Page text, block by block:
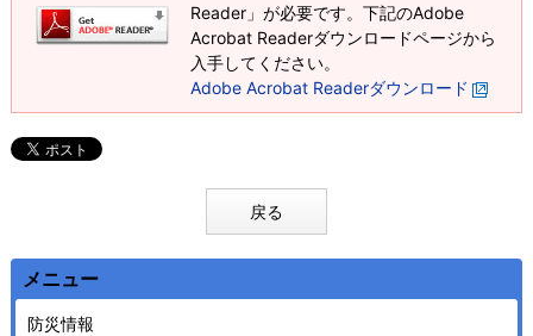
Reader」が必要です。下記のAdobe
Acrobat Readerダウンロードページから
入手してください。
Adobe Acrobat Readerダウンロード
戻る
メニュー
防災情報